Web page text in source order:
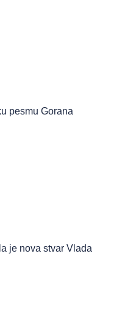
pesmu Gorana
je nova stvar Vlada